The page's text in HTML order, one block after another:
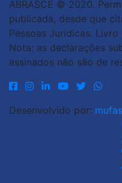
ABRASCE © 2020.
publicada, desde que
Pessoas Jurídicas.
Nota: as declarações
assinados não são de
Desenvolvido por: